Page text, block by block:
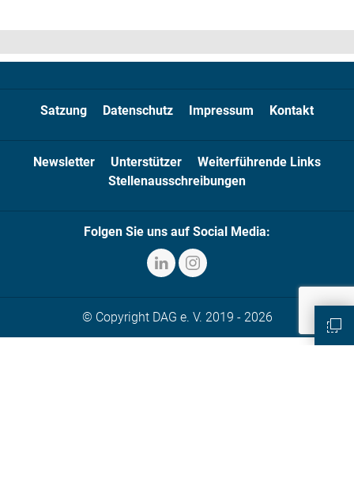
Satzung Datenschutz Impressum Kontakt
Newsletter Unterstützer
Weiterführende Links
Stellenausschreibungen
Folgen Sie uns auf Social Media:
© Copyright DAG e. V. 2019 - 2026